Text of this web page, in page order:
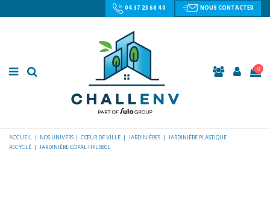
04 37 23 68 40 NOUS CONTACTER
0
ACCUEIL NOS UNIVERS CŒUR DE VILLE JARDINIÈRES
JARDINIÈRE PLASTIQUE
RECYCLÉ
JARDINIÈRE COPAL HPL 880L